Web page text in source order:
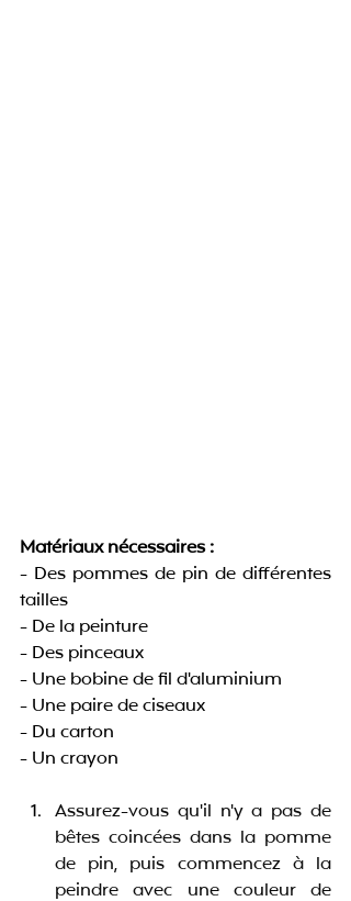
Matériaux nécessaires :
- Des pommes de pin de différentes
tailles
- De la peinture
- Des pinceaux
- Une bobine de fil d'aluminium
- Une paire de ciseaux
- Du carton
- Un crayon
Assurez-vous qu'il n'y a pas de
bêtes coincées dans la pomme
de pin, puis commencez à la
peindre avec une couleur de